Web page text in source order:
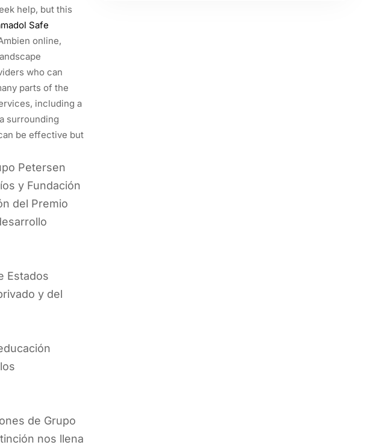
help, but this
Safe
online,
who can
parts of the
including a
surrounding
be effective but
Petersen
y Fundación
del Premio
Estados
y del
de Grupo
nos llena